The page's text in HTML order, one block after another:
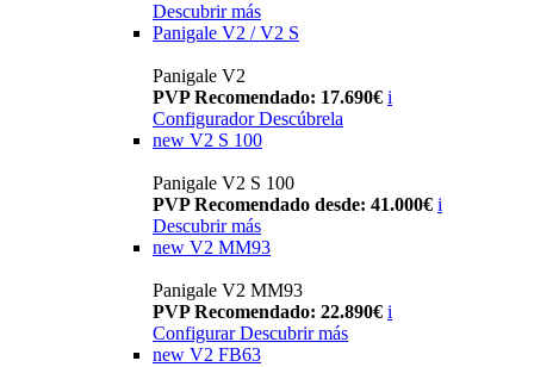
Descubrir más
Panigale V2 / V2 S
Panigale V2
PVP Recomendado: 17.690€ i
Configurador Descúbrela
new V2 S 100
Panigale V2 S 100
PVP Recomendado desde: 41.000€ i
Descubrir más
new V2 MM93
Panigale V2 MM93
PVP Recomendado: 22.890€ i
Configurar Descubrir más
new V2 FB63